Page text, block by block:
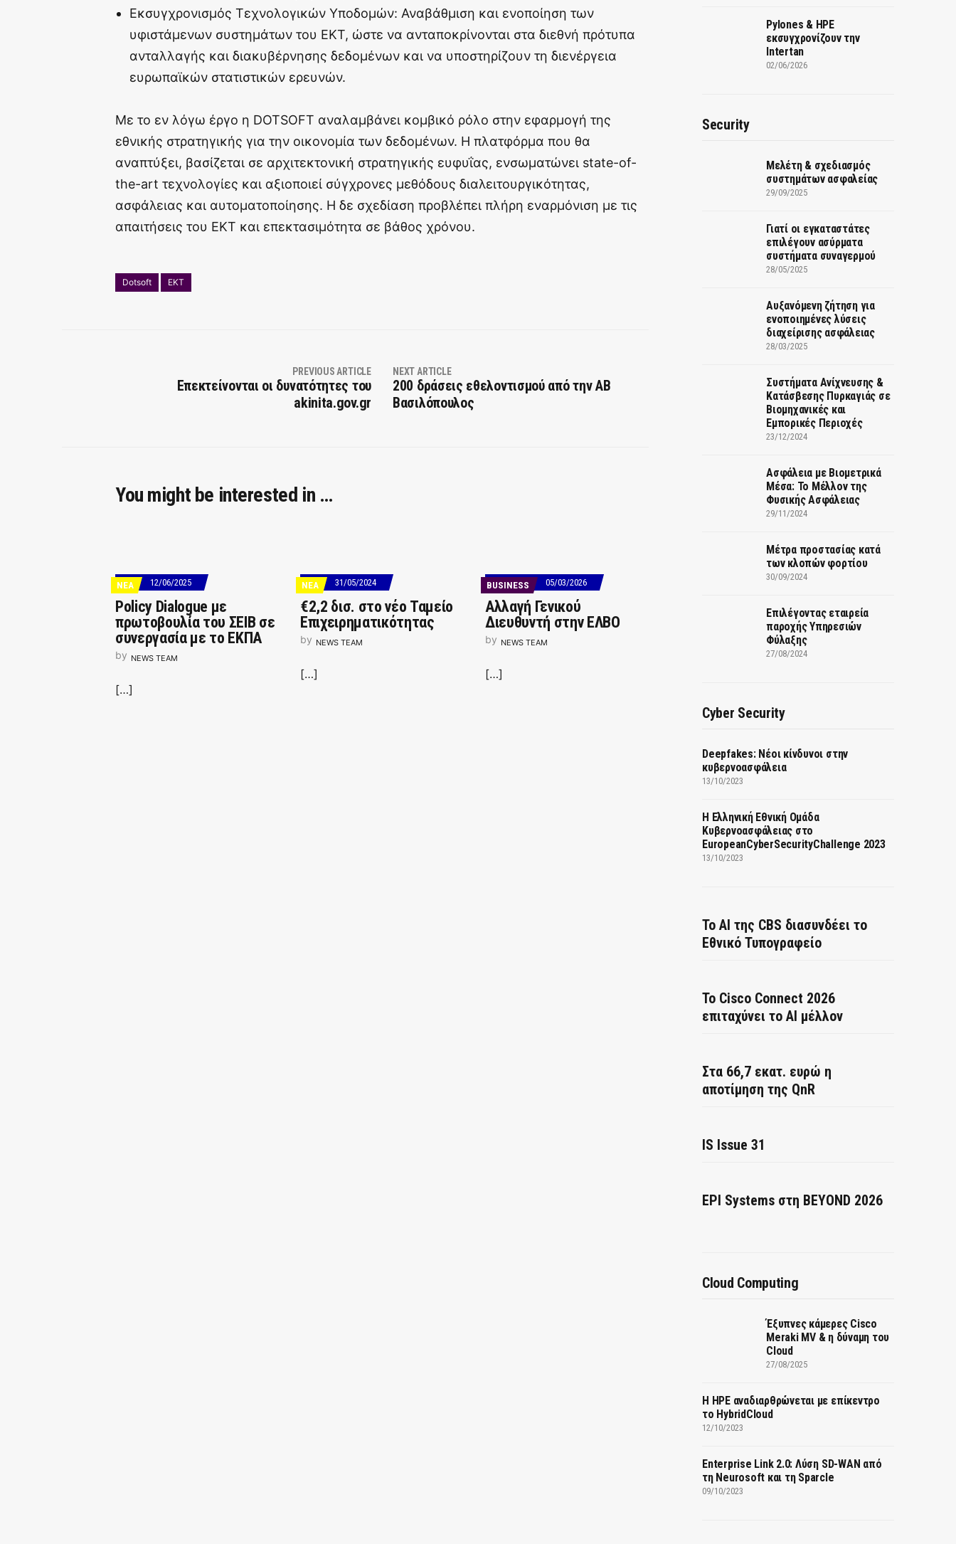
Εκσυγχρονισμός Τεχνολογικών Υποδομών: Αναβάθμιση και ενοποίηση των
υφιστάμενων συστημάτων του ΕΚΤ, ώστε να ανταποκρίνονται στα διεθνή πρότυπα
ανταλλαγής και διακυβέρνησης δεδομένων και να υποστηρίζουν τη διενέργεια
ευρωπαϊκών στατιστικών ερευνών.
Με το εν λόγω έργο η DOTSOFT αναλαμβάνει κομβικό ρόλο στην εφαρμογή της
εθνικής στρατηγικής για την οικονομία των δεδομένων. Η πλατφόρμα που θα
αναπτύξει, βασίζεται σε αρχιτεκτονική στρατηγικής ευφυΐας, ενσωματώνει state-of-
the-art τεχνολογίες και αξιοποιεί σύγχρονες μεθόδους διαλειτουργικότητας,
ασφάλειας και αυτοματοποίησης. Η δε σχεδίαση προβλέπει πλήρη εναρμόνιση με τις
απαιτήσεις του ΕΚΤ και επεκτασιμότητα σε βάθος χρόνου.
Dotsoft ΕΚΤ
PREVIOUS ARTICLE
Επεκτείνονται οι δυνατότητες του
akinita.gov.gr
NEXT ARTICLE
200 δράσεις εθελοντισμού από την ΑΒ
Βασιλόπουλος
You might be interested in …
ΝΕΑ 12/06/2025
Policy Dialogue με
πρωτοβουλία του ΣΕΙΒ σε
συνεργασία με το ΕΚΠΑ
by NEWS TEAM
[…]
ΝΕΑ 31/05/2024
€2,2 δισ. στο νέο Ταμείο
Επιχειρηματικότητας
by NEWS TEAM
[…]
BUSINESS 05/03/2026
Αλλαγή Γενικού
Διευθυντή στην ΕΛΒΟ
by NEWS TEAM
[…]
Pylones & HPE
εκσυγχρονίζουν την
Intertan
02/06/2026
Security
Μελέτη & σχεδιασμός
συστημάτων ασφαλείας
29/09/2025
Γιατί οι εγκαταστάτες
επιλέγουν ασύρματα
συστήματα συναγερμού
28/05/2025
Αυξανόμενη ζήτηση για
ενοποιημένες λύσεις
διαχείρισης ασφάλειας
28/03/2025
Συστήματα Ανίχνευσης &
Κατάσβεσης Πυρκαγιάς σε
Βιομηχανικές και
Εμπορικές Περιοχές
23/12/2024
Ασφάλεια με Βιομετρικά
Μέσα: Το Μέλλον της
Φυσικής Ασφάλειας
29/11/2024
Μέτρα προστασίας κατά
των κλοπών φορτίου
30/09/2024
Επιλέγοντας εταιρεία
παροχής Υπηρεσιών
Φύλαξης
27/08/2024
Cyber Security
Deepfakes: Νέοι κίνδυνοι στην
κυβερνοασφάλεια
13/10/2023
Η Ελληνική Εθνική Ομάδα
Κυβερνοασφάλειας στο
EuropeanCyberSecurityChallenge 2023
13/10/2023
Το AI της CBS διασυνδέει το
Εθνικό Τυπογραφείο
Το Cisco Connect 2026
επιταχύνει το AI μέλλον
Στα 66,7 εκατ. ευρώ η
αποτίμηση της QnR
IS Issue 31
EPI Systems στη BEYOND 2026
Cloud Computing
Έξυπνες κάμερες Cisco
Meraki MV & η δύναμη του
Cloud
27/08/2025
H HPE αναδιαρθρώνεται με επίκεντρο
το HybridCloud
12/10/2023
Enterprise Link 2.0: Λύση SD-WAN από
τη Neurosoft και τη Sparcle
09/10/2023